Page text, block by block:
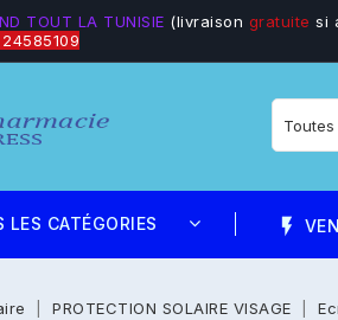
TOUT LA TUNISIE (livraison gratuite si
LES CATÉGORIES flash_on
PROTECTION SOLAIRE VISAGE